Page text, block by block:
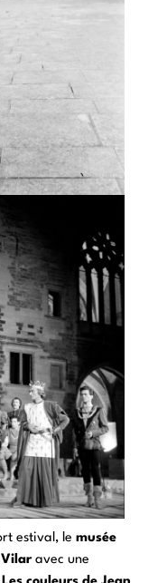
estival, le musée
Vilaravec une